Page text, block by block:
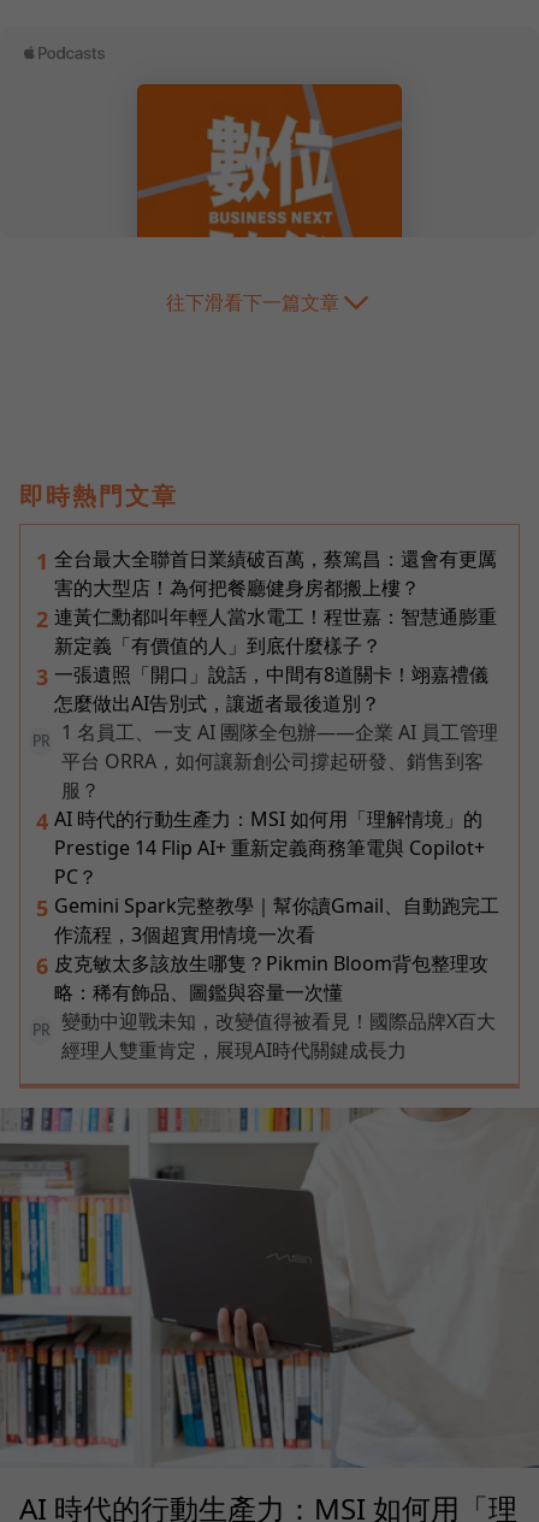
往下滑看下一篇文章
即時熱門文章
1 全台最大全聯首日業績破百萬，蔡篤昌：還會有更厲
害的大型店！為何把餐廳健身房都搬上樓？
2 連黃仁勳都叫年輕人當水電工！程世嘉：智慧通膨重
新定義「有價值的人」到底什麼樣子？
3 一張遺照「開口」說話，中間有8道關卡！翊嘉禮儀
怎麼做出AI告別式，讓逝者最後道別？
PR
1 名員工、一支 AI 團隊全包辦——企業 AI 員工管理
平台 ORRA，如何讓新創公司撐起研發、銷售到客
服？
4 AI 時代的行動生產力：MSI 如何用「理解情境」的
Prestige 14 Flip AI+ 重新定義商務筆電與 Copilot+
PC？
5 Gemini Spark完整教學｜幫你讀Gmail、自動跑完工
作流程，3個超實用情境一次看
6 皮克敏太多該放生哪隻？Pikmin Bloom背包整理攻
略：稀有飾品、圖鑑與容量一次懂
PR
變動中迎戰未知，改變值得被看見！國際品牌X百大
經理人雙重肯定，展現AI時代關鍵成長力
AI 時代的行動生產力：MSI 如何用「理